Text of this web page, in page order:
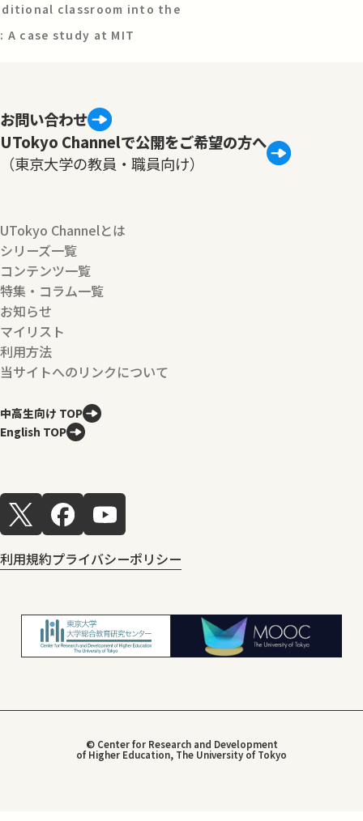
classroom into the
case study at MIT
お問い合わせ
UTokyo Channelで公開をご希望の方へ
（東京大学の教員・職員向け）
UTokyo Channelとは
シリーズ一覧
コンテンツ一覧
特集・コラム一覧
お知らせ
マイリスト
利用方法
当サイトへのリンクについて
中高生向け TOP
English TOP
利用規約プライバシーポリシー
© Center for Research and Development
of Higher Education, The University of Tokyo